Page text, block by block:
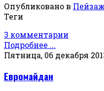
Опубликовано в
Теги
3 комментарии
Подробнее ...
Пятница, 06 декабря
Евромайдан